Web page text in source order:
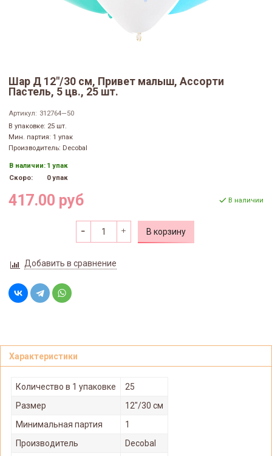
Шар Д 12"/30 см, Привет малыш, Ассорти
Пастель, 5 цв., 25 шт.
Артикул: 312764—50
В упаковке: 25 шт.
Мин. партия: 1 упак
Производитель: Decobal
В наличии: 1 упак
Скоро:
0 упак
417.00 руб В наличии
В корзину
Добавить в сравнение
Характеристики
Количество в 1 упаковке
25
Размер
12"/30 см
Минимальная партия
1
Производитель
Decobal